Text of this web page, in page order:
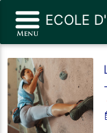
ECOLE